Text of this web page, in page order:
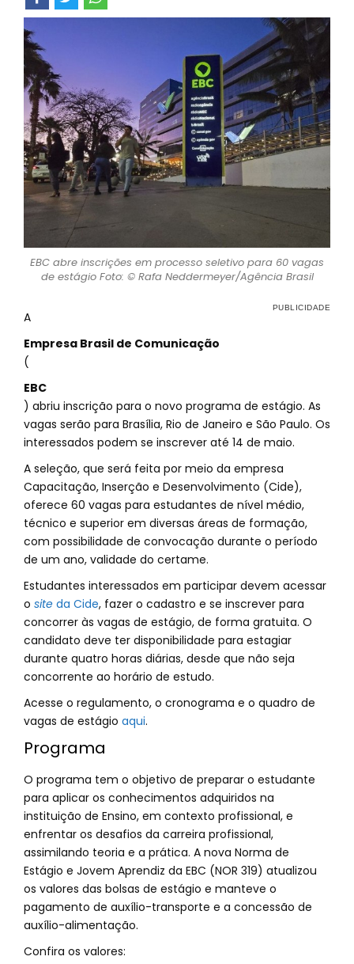
EBC abre inscrições em processo seletivo para 60 vagas
de estágio Foto: © Rafa Neddermeyer/Agência Brasil
A
Empresa Brasil de Comunicação
(
EBC
) abriu inscrição para o novo programa de estágio. As
vagas serão para Brasília, Rio de Janeiro e São Paulo. Os
interessados podem se inscrever até 14 de maio.
A seleção, que será feita por meio da empresa
Capacitação, Inserção e Desenvolvimento (Cide),
oferece 60 vagas para estudantes de nível médio,
técnico e superior em diversas áreas de formação,
com possibilidade de convocação durante o período
de um ano, validade do certame.
Estudantes interessados em participar devem acessar
o site da Cide, fazer o cadastro e se inscrever para
concorrer às vagas de estágio, de forma gratuita. O
candidato deve ter disponibilidade para estagiar
durante quatro horas diárias, desde que não seja
concorrente ao horário de estudo.
Acesse o regulamento, o cronograma e o quadro de
vagas de estágio aqui.
Programa
O programa tem o objetivo de preparar o estudante
para aplicar os conhecimentos adquiridos na
instituição de Ensino, em contexto profissional, e
enfrentar os desafios da carreira profissional,
assimilando teoria e a prática. A nova Norma de
Estágio e Jovem Aprendiz da EBC (NOR 319) atualizou
os valores das bolsas de estágio e manteve o
pagamento de auxílio-transporte e a concessão de
auxílio-alimentação.
Confira os valores: